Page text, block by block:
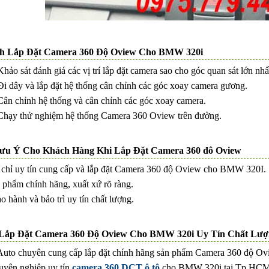
Lắp Đặt Camera 360 Độ Oview Cho BMW 320i
sát đánh giá các vị trí lắp đặt camera sao cho góc quan sát lớn
dây và lắp đặt hệ thống cân chỉnh các góc xoay camera gương.
chỉnh hệ thống và cân chỉnh các góc xoay camera.
thử nghiệm hệ thống Camera 360 Oview trên đường.
Ý Cho Khách Hàng Khi Lắp Đặt Camera 360 đô Oview
uy tín cung cấp và lắp đặt Camera 360 độ Oview cho BMW 320I.
phẩm chính hãng, xuất xứ rõ ràng.
hành và bảo trì uy tín chất lượng.
Đặt Camera 360 Độ Oview Cho BMW 320i Uy Tín Chất
chuyên cung cấp lắp đặt chính hãng sản phẩm Camera 360 độ